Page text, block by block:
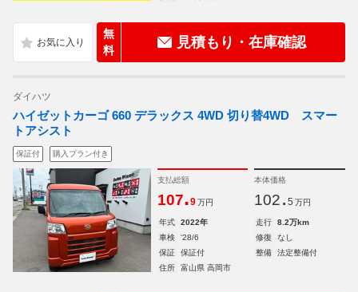
無
料
見積もり・在庫確認
ダイハツ
ハイゼットカーゴ 660 デラックス 4WD 切り替4WD スマー
トアシスト
保証付 購入プラン付き
支払総額
107.9 万円
本体価格
102. 5 万円
年式 2022年 走行
8.2万km
車検
'28/6 修復
なし
保証
保証付 整備
法定整備付
住所
富山県 高岡市